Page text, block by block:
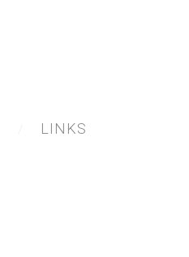
LINKS